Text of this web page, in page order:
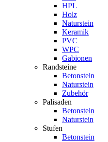
HPL
Holz
Naturstein
Keramik
PVC
WPC
Gabionen
Randsteine
Betonstein
Naturstein
Zubehör
Palisaden
Betonstein
Naturstein
Stufen
Betonstein